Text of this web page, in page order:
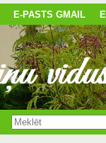
E-PASTS GMAIL